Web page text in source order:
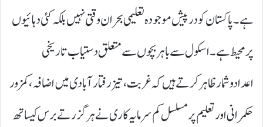
ہے۔ پاکستان کو درپیش موجودہ تعلیمی بحران وقتی نہیں بلکہ کئی دہائیوں
پر محیط ہے۔ اسکول سے باہر بچوں سے متعلق دستیاب تاریخی
اعدادوشمار ظاہر کرتے ہیں کہ غربت، تیز رفتار آبادی میں اضافہ، کمزور
حکمرانی اور تعلیم پر مسلسل کم سرمایہ کاری نے ہر گزرتے برس کیساتھ